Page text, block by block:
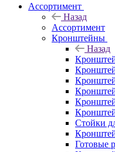
Ассортимент
Назад
Ассортимент
Кронштейны
Назад
Стойки
Готовые